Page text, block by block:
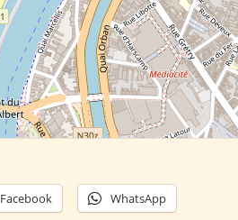
Facebook WhatsApp